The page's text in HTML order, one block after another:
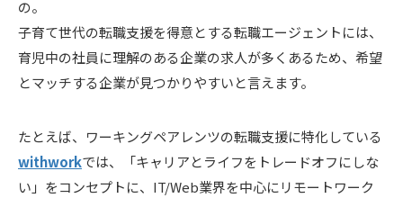
の。
子育て世代の転職支援を得意とする転職エージェントには、
育児中の社員に理解のある企業の求人が多くあるため、希望
とマッチする企業が見つかりやすいと言えます。
たとえば、ワーキングペアレンツの転職支援に特化している
withworkでは、「キャリアとライフをトレードオフにしな
い」をコンセプトに、IT/Web業界を中心にリモートワーク